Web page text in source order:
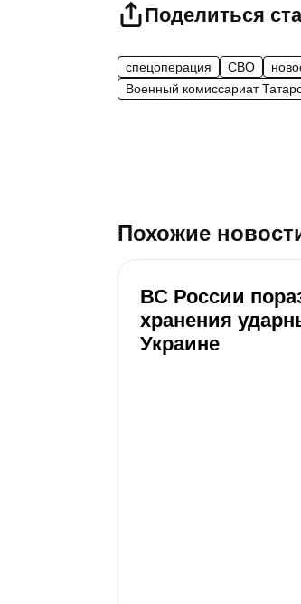
Поделиться
спецоперация СВО
Военный комиссариат
Похожие
ВС России
хранения
Украине